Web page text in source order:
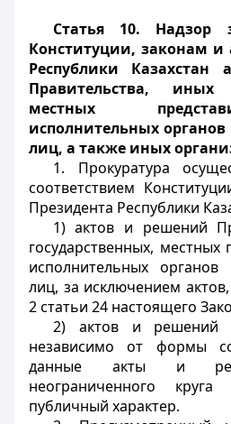
Статья 10. Надзор
Конституции, законам и
Республики
Правительства, иных
местных
исполнительных
лиц, а также иных
1. Прокуратура
соответствием
Президента Республики
1) актов и решений
государственных, местных
исполнительных
лиц, за исключением
2 статьи 24 настоящего
2) актов и решений
независимо от формы
данные акты и
неограниченного
публичный характер.